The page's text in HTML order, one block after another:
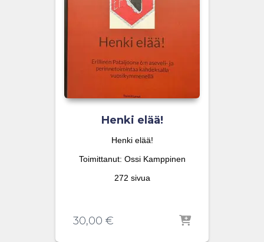
Henki elää!
Henki elää!
Toimittanut: Ossi Kamppinen
272 sivua
30,00 €